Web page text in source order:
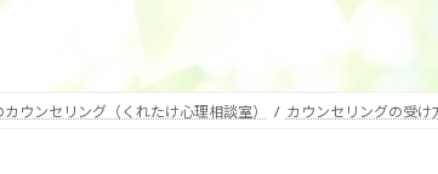
ウンセリング（くれたけ心理相談室） カウンセリングの受け